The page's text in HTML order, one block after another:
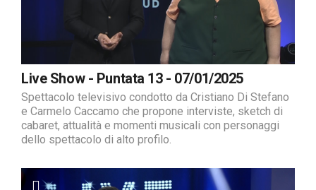
Live Show - Puntata 13 - 07/01/2025
Spettacolo televisivo condotto da Cristiano Di Stefano
e Carmelo Caccamo che propone interviste, sketch di
cabaret, attualità e momenti musicali con personaggi
dello spettacolo di alto profilo.